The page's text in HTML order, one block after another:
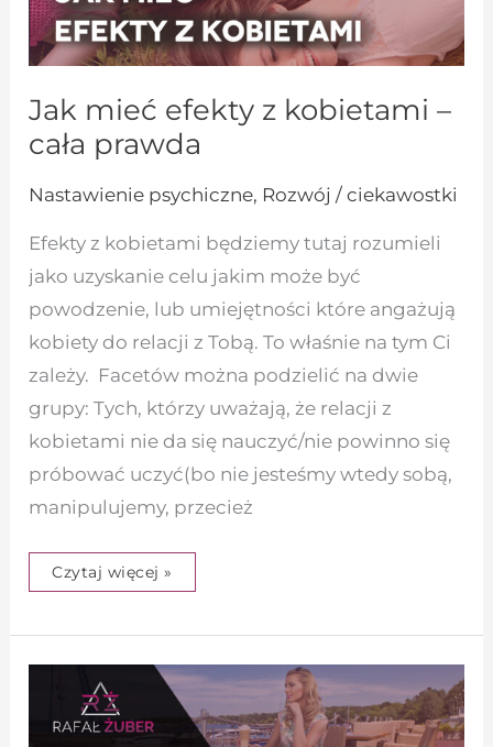
Jak mieć efekty z kobietami –
cała prawda
Nastawienie psychiczne, Rozwój / ciekawostki
Efekty z kobietami będziemy tutaj rozumieli
jako uzyskanie celu jakim może być
powodzenie, lub umiejętności które angażują
kobiety do relacji z Tobą. To właśnie na tym Ci
zależy. Facetów można podzielić na dwie
grupy: Tych, którzy uważają, że relacji z
kobietami nie da się nauczyć/nie powinno się
próbować uczyć(bo nie jesteśmy wtedy sobą,
manipulujemy, przecież
Czytaj więcej »
Jak
zaciekawić
kobietę
–
kilka